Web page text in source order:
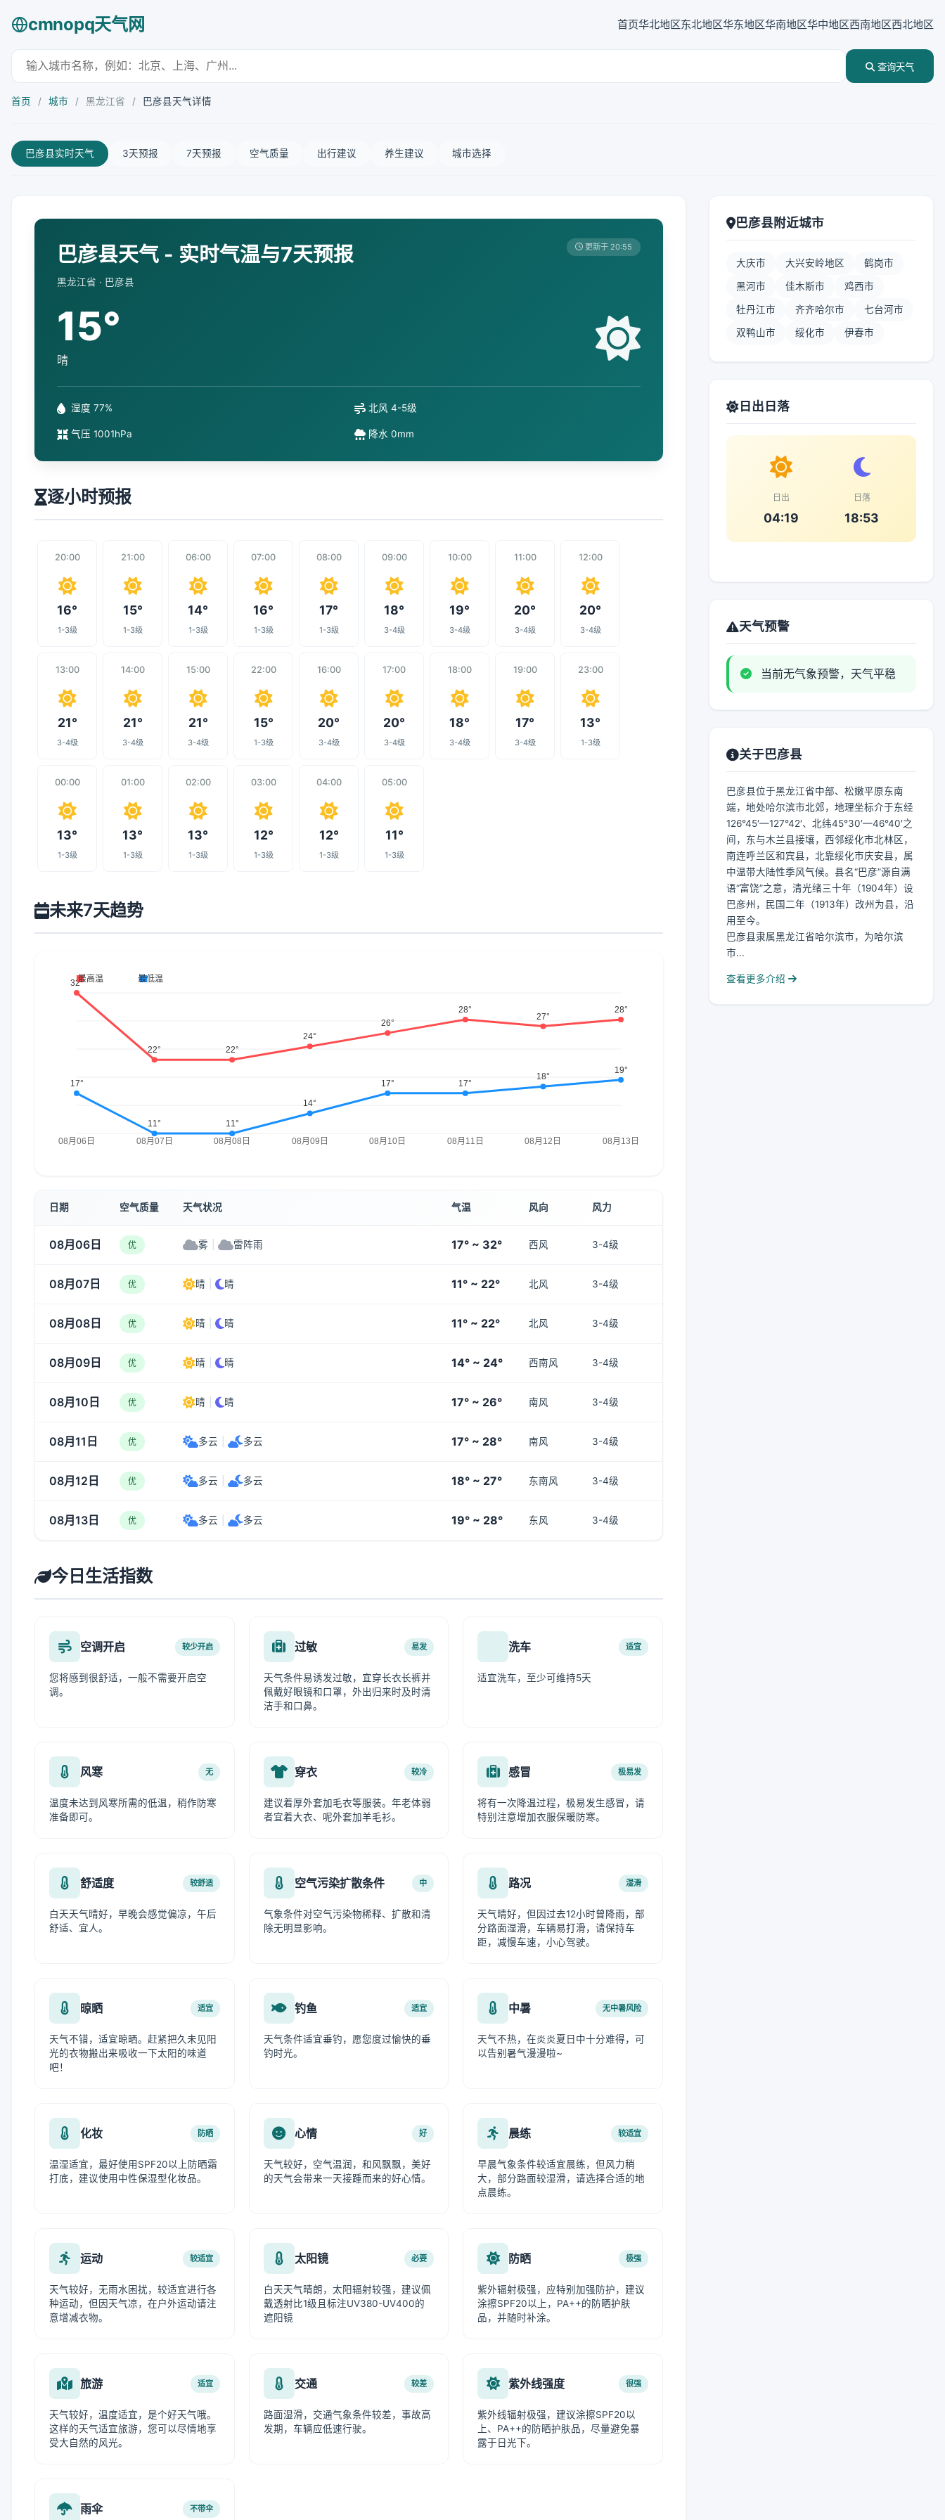
cmnopq天气网 首页华北地区东北地区华东地区华南地区华中地区西南地区西北地区
查询天气
首页 / 城市 / 黑龙江省 / 巴彦县天气详情
巴彦县实时天气 3天预报 7天预报 空气质量 出行建议 养生建议 城市选择
巴彦县天气 - 实时气温与7天预报
黑龙江省 · 巴彦县
更新于 20:55
15°
晴
湿度 77% 北风 4-5级
气压 1001hPa 降水 0mm
逐小时预报
20:00
16°
1-3级
21:00
15°
1-3级
06:00
14°
1-3级
07:00
16°
1-3级
08:00
17°
1-3级
09:00
18°
3-4级
10:00
19°
3-4级
11:00
20°
3-4级
12:00
20°
3-4级
13:00
21°
3-4级
14:00
21°
3-4级
15:00
21°
3-4级
22:00
15°
1-3级
16:00
20°
3-4级
17:00
20°
3-4级
18:00
18°
3-4级
19:00
17°
3-4级
23:00
13°
1-3级
00:00
13°
1-3级
01:00
13°
1-3级
02:00
13°
1-3级
03:00
12°
1-3级
04:00
12°
1-3级
05:00
11°
1-3级
未来7天趋势
日期 空气质量 天气状况 气温 风向 风力
08月06日 优 雾 雷阵雨 17° ~ 32° 西风 3-4级
08月07日 优 晴 晴 11° ~ 22° 北风 3-4级
08月08日 优 晴 晴 11° ~ 22° 北风 3-4级
08月09日 优 晴 晴 14° ~ 24° 西南风 3-4级
08月10日 优 晴 晴 17° ~ 26° 南风 3-4级
08月11日 优 多云 多云 17° ~ 28° 南风 3-4级
08月12日 优 多云 多云 18° ~ 27° 东南风 3-4级
08月13日 优 多云 多云 19° ~ 28° 东风 3-4级
今日生活指数
空调开启 较少开启
您将感到很舒适，一般不需要开启空
调。
过敏 易发
天气条件易诱发过敏，宜穿长衣长裤并
佩戴好眼镜和口罩，外出归来时及时清
洁手和口鼻。
洗车 适宜
适宜洗车，至少可维持5天
风寒 无
温度未达到风寒所需的低温，稍作防寒
准备即可。
穿衣 较冷
建议着厚外套加毛衣等服装。年老体弱
者宜着大衣、呢外套加羊毛衫。
感冒 极易发
将有一次降温过程，极易发生感冒，请
特别注意增加衣服保暖防寒。
舒适度 较舒适
白天天气晴好，早晚会感觉偏凉，午后
舒适、宜人。
空气污染扩散条件 中
气象条件对空气污染物稀释、扩散和清
除无明显影响。
路况 湿滑
天气晴好，但因过去12小时曾降雨，部
分路面湿滑，车辆易打滑，请保持车
距，减慢车速，小心驾驶。
晾晒 适宜
天气不错，适宜晾晒。赶紧把久未见阳
光的衣物搬出来吸收一下太阳的味道
吧！
钓鱼 适宜
天气条件适宜垂钓，愿您度过愉快的垂
钓时光。
中暑 无中暑风险
天气不热，在炎炎夏日中十分难得，可
以告别暑气漫漫啦~
化妆 防晒
温湿适宜，最好使用SPF20以上防晒霜
打底，建议使用中性保湿型化妆品。
心情 好
天气较好，空气温润，和风飘飘，美好
的天气会带来一天接踵而来的好心情。
晨练 较适宜
早晨气象条件较适宜晨练，但风力稍
大，部分路面较湿滑，请选择合适的地
点晨练。
运动 较适宜
天气较好，无雨水困扰，较适宜进行各
种运动，但因天气凉，在户外运动请注
意增减衣物。
太阳镜 必要
白天天气晴朗，太阳辐射较强，建议佩
戴透射比1级且标注UV380-UV400的
遮阳镜
防晒 极强
紫外辐射极强，应特别加强防护，建议
涂擦SPF20以上，PA++的防晒护肤
品，并随时补涂。
旅游 适宜
天气较好，温度适宜，是个好天气哦。
这样的天气适宜旅游，您可以尽情地享
受大自然的风光。
交通 较差
路面湿滑，交通气象条件较差，事故高
发期，车辆应低速行驶。
紫外线强度 很强
紫外线辐射极强，建议涂擦SPF20以
上、PA++的防晒护肤品，尽量避免暴
露于日光下。
雨伞 不带伞
巴彦县附近城市
大庆市 大兴安岭地区 鹤岗市
黑河市 佳木斯市 鸡西市
牡丹江市 齐齐哈尔市 七台河市
双鸭山市 绥化市 伊春市
日出日落
日出
04:19
日落
18:53
天气预警
当前无气象预警，天气平稳
关于巴彦县
巴彦县位于黑龙江省中部、松嫩平原东南
端，地处哈尔滨市北郊，地理坐标介于东经
126°45′—127°42′、北纬45°30′—46°40′之
间，东与木兰县接壤，西邻绥化市北林区，
南连呼兰区和宾县，北靠绥化市庆安县，属
中温带大陆性季风气候。县名“巴彦”源自满
语“富饶”之意，清光绪三十年（1904年）设
巴彦州，民国二年（1913年）改州为县，沿
用至今。
巴彦县隶属黑龙江省哈尔滨市，为哈尔滨
市...
查看更多介绍